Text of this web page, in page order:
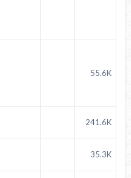
55.6K
241.6K
35.3K